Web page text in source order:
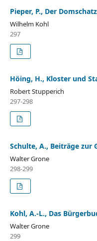
Pieper, P., Der
Wilhelm Kohl
297
Höing, H., Kloster und
Robert Stupperich
297-298
Schulte, A., Beiträge zur
Walter Grone
298-299
Kohl, A.-L., Das
Walter Grone
299